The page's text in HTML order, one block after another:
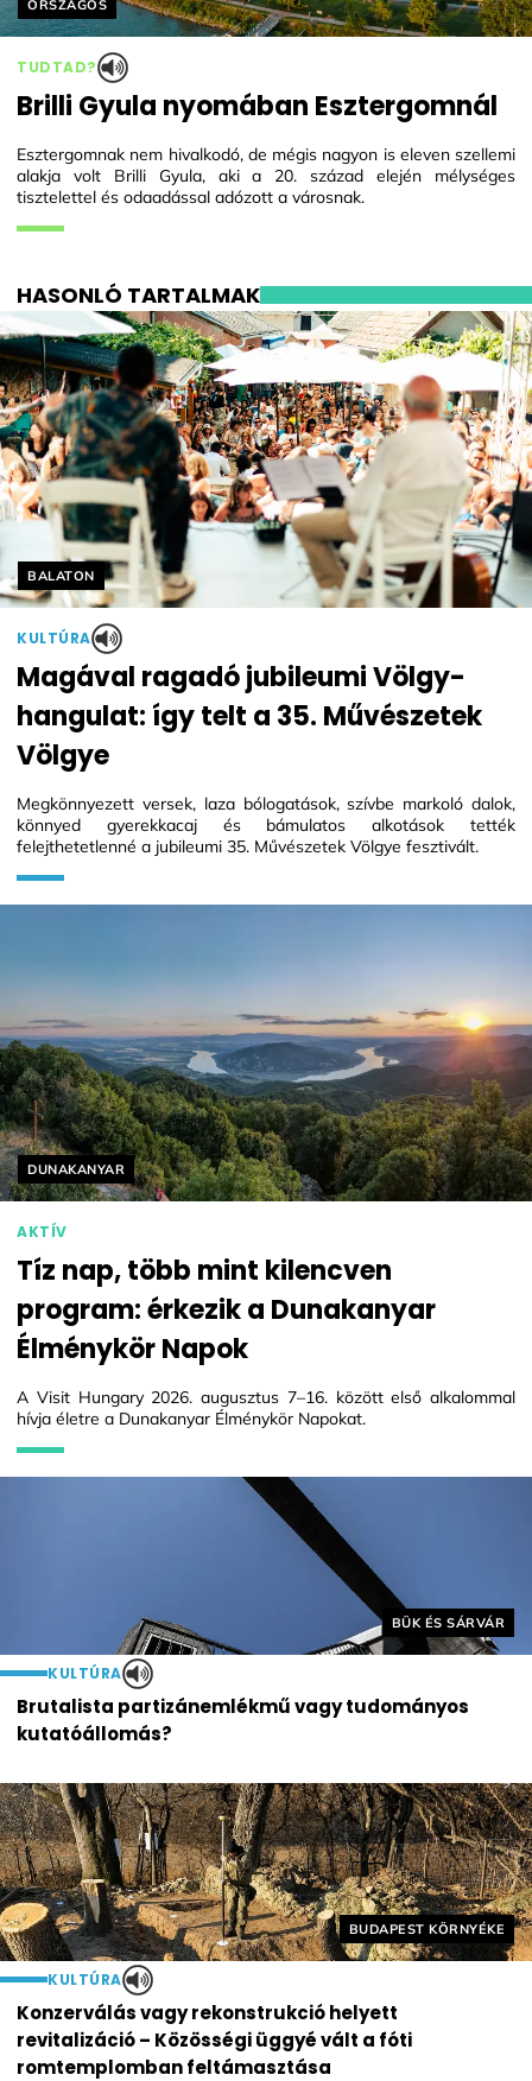
ORSZÁGOS
TUDTAD?
Brilli Gyula nyomában Esztergomnál
Esztergomnak nem hivalkodó, de mégis nagyon is eleven szellemi
alakja volt Brilli Gyula, aki a 20. század elején mélységes
tisztelettel és odaadással adózott a városnak.
HASONLÓ TARTALMAK
Helyszín címkék:
BALATON
KULTÚRA
Magával ragadó jubileumi Völgy-
hangulat: így telt a 35. Művészetek
Völgye
Megkönnyezett versek, laza bólogatások, szívbe markoló dalok,
könnyed gyerekkacaj és bámulatos alkotások tették
felejthetetlenné a jubileumi 35. Művészetek Völgye fesztivált.
Helyszín címkék:
BÜK ÉS SÁRVÁR
KULTÚRA
Brutalista partizánemlékmű vagy tudományos
kutatóállomás?
Helyszín címkék:
DUNAKANYAR
AKTÍV
Tíz nap, több mint kilencven
program: érkezik a Dunakanyar
Élménykör Napok
A Visit Hungary 2026. augusztus 7–16. között első alkalommal
hívja életre a Dunakanyar Élménykör Napokat.
Helyszín címkék:
BUDAPEST KÖRNYÉKE
KULTÚRA
Konzerválás vagy rekonstrukció helyett
revitalizáció – Közösségi üggyé vált a fóti
romtemplomban feltámasztása